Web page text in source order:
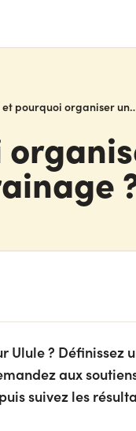
Comment et pourquoi
Ulule ? Définissez
aux
suivez les